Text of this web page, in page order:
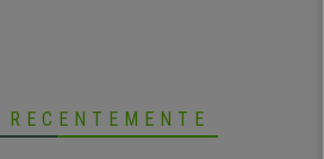
RECENTEMENTE